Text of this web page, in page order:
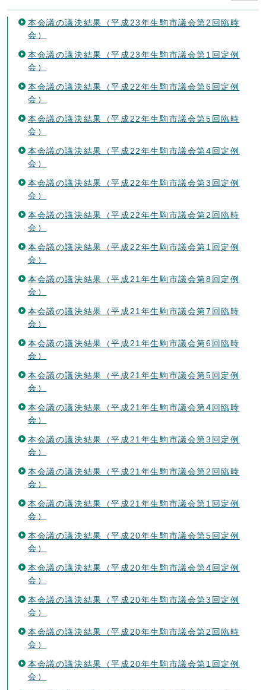
本会議の議決結果（平成23年生駒市議会第2回臨時
会）
本会議の議決結果（平成23年生駒市議会第1回定例
会）
本会議の議決結果（平成22年生駒市議会第6回定例
会）
本会議の議決結果（平成22年生駒市議会第5回臨時
会）
本会議の議決結果（平成22年生駒市議会第4回定例
会）
本会議の議決結果（平成22年生駒市議会第3回定例
会）
本会議の議決結果（平成22年生駒市議会第2回臨時
会）
本会議の議決結果（平成22年生駒市議会第1回定例
会）
本会議の議決結果（平成21年生駒市議会第8回定例
会）
本会議の議決結果（平成21年生駒市議会第7回臨時
会）
本会議の議決結果（平成21年生駒市議会第6回臨時
会）
本会議の議決結果（平成21年生駒市議会第5回定例
会）
本会議の議決結果（平成21年生駒市議会第4回臨時
会）
本会議の議決結果（平成21年生駒市議会第3回定例
会）
本会議の議決結果（平成21年生駒市議会第2回臨時
会）
本会議の議決結果（平成21年生駒市議会第1回定例
会）
本会議の議決結果（平成20年生駒市議会第5回定例
会）
本会議の議決結果（平成20年生駒市議会第4回定例
会）
本会議の議決結果（平成20年生駒市議会第3回定例
会）
本会議の議決結果（平成20年生駒市議会第2回臨時
会）
本会議の議決結果（平成20年生駒市議会第1回定例
会）